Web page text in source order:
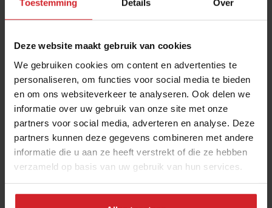
Toestemming Details Over
Deze website maakt gebruik van cookies
We gebruiken cookies om content en advertenties te
personaliseren, om functies voor social media te bieden
en om ons websiteverkeer te analyseren. Ook delen we
informatie over uw gebruik van onze site met onze
partners voor social media, adverteren en analyse. Deze
partners kunnen deze gegevens combineren met andere
informatie die u aan ze heeft verstrekt of die ze hebben
verzameld op basis van uw gebruik van hun services.
All the way from the US komen
celebrity chefs
Peter Cho (Restaurant Han Oak, Portland) en Mei
over hun vernieuwende manier van werken in de
Amerikaanse restaurantsector. Ook op het
podium: members van de
eetcultuur op de kaart zet, een prachtige en rijke
cultuur waar wij als Nederlandse
foodprofessionals veel van kunnen leren.
Moderatie is in handen van Hans Steenbergen
(Food Inspiration).